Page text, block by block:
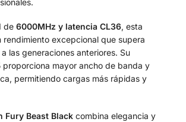
de 6000MHz y latencia CL36, esta
rendimiento excepcional que supera
las generaciones anteriores. Su
proporciona mayor ancho de banda y
permitiendo cargas más rápidas y
Fury Beast Black combina elegancia y